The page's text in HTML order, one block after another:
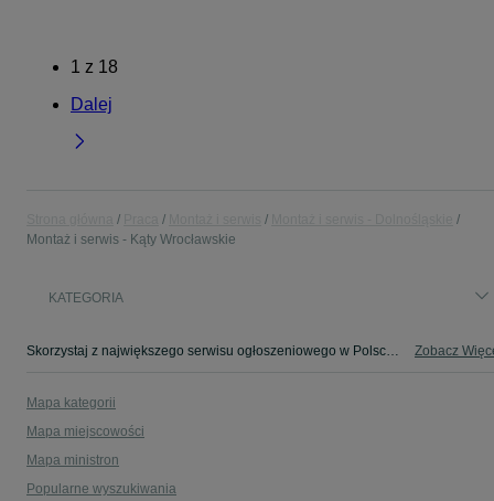
1 z 18
Dalej
Montaż i serwis - Kąty Wrocławskie
KATEGORIA
Skorzystaj z największego serwisu ogłoszeniowego w Polsce! Kąty Wrocławskie kupuj lub sprzedawaj jeszcze wygodniej w kategorii Montaż i serwis! Zobacz
Mapa kategorii
Mapa miejscowości
Mapa ministron
Popularne wyszukiwania